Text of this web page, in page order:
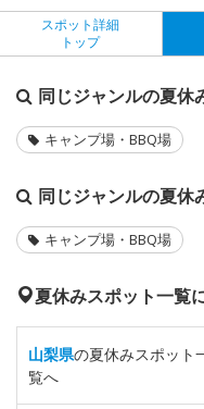
スポット詳細
トップ
同じジャンルの夏休
キャンプ場・BBQ場
同じジャンルの夏休
キャンプ場・BBQ場
夏休みスポット一覧
山梨県の夏休みスポット
覧へ